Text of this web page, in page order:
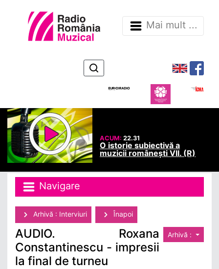
Mai mult ...
ACUM:22.31
O istorie subiectivă a
muzicii românești VII. (R)
Navigare
Arhivă : Interviuri Înapoi
Arhivă :
AUDIO. Roxana
Constantinescu - impresii
la final de turneu